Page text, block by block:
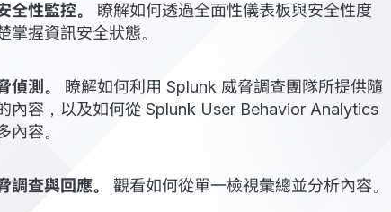
全性監控。
瞭解如何透過全面性儀表板與安全性度
掌握資訊安全狀態。
偵測。
瞭解如何利用 Splunk 威脅調查團隊所提供隨
內容，以及如何從 Splunk User Behavior Analytics
內容。
調查與回應。 觀看如何從單一檢視彙總並分析內容。